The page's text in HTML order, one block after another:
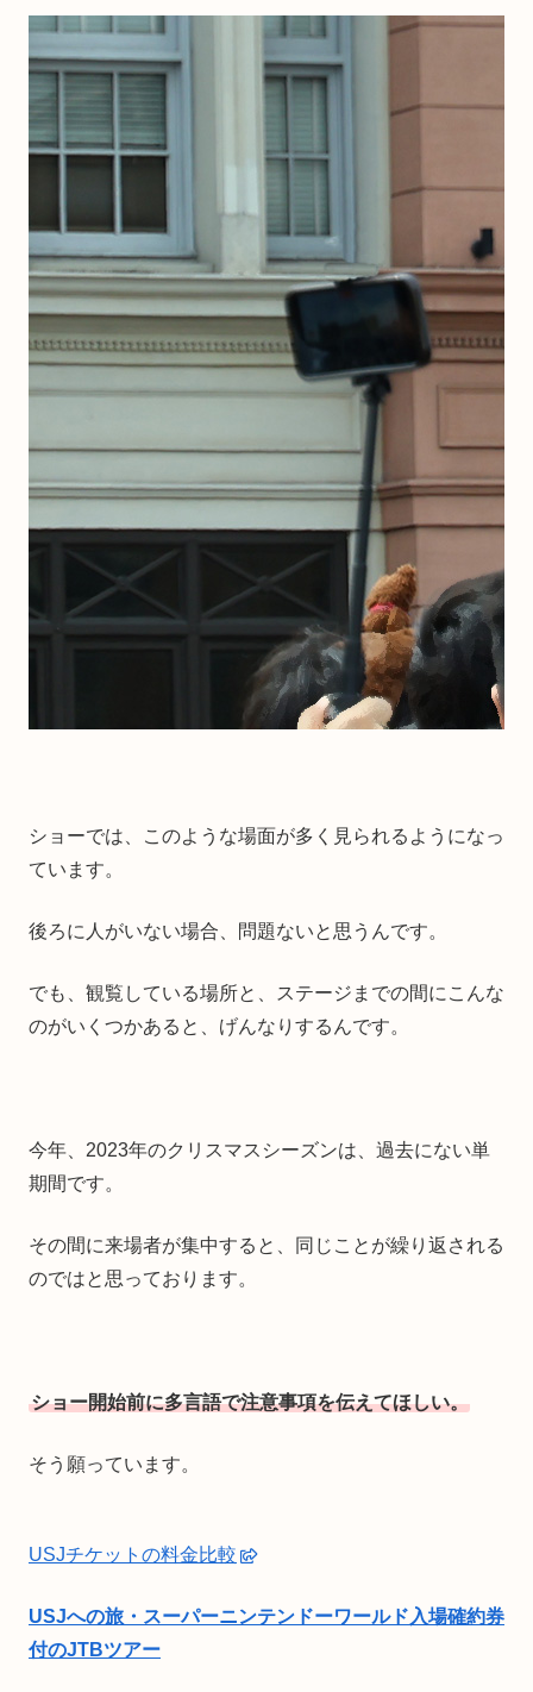
ショーでは、このような場面が多く見られるようになっ
ています。
後ろに人がいない場合、問題ないと思うんです。
でも、観覧している場所と、ステージまでの間にこんな
のがいくつかあると、げんなりするんです。
今年、2023年のクリスマスシーズンは、過去にない単
期間です。
その間に来場者が集中すると、同じことが繰り返される
のではと思っております。
ショー開始前に多言語で注意事項を伝えてほしい。
そう願っています。
USJチケットの料金比較
USJへの旅・スーパーニンテンドーワールド入場確約券
付のJTBツアー